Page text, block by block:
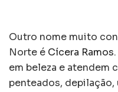
Outro nome muito
Norte é Cícera Ramos
em beleza e atendem
penteados, depilação,